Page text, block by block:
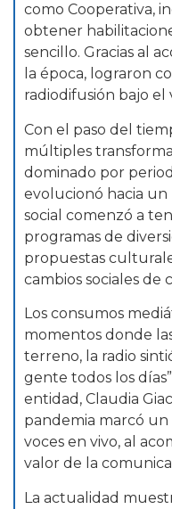
como Cooperativa,
obtener
sencillo. Gracias al
la época, lograron
radiodifusión bajo
Con el paso del
múltiples
dominado por
evolucionó hacia
social comenzó a
programas de
propuestas
cambios sociales de
Los consumos
momentos donde
terreno, la radio
gente todos los
entidad, Claudia
pandemia marcó
voces en vivo, al
valor de la
La actualidad